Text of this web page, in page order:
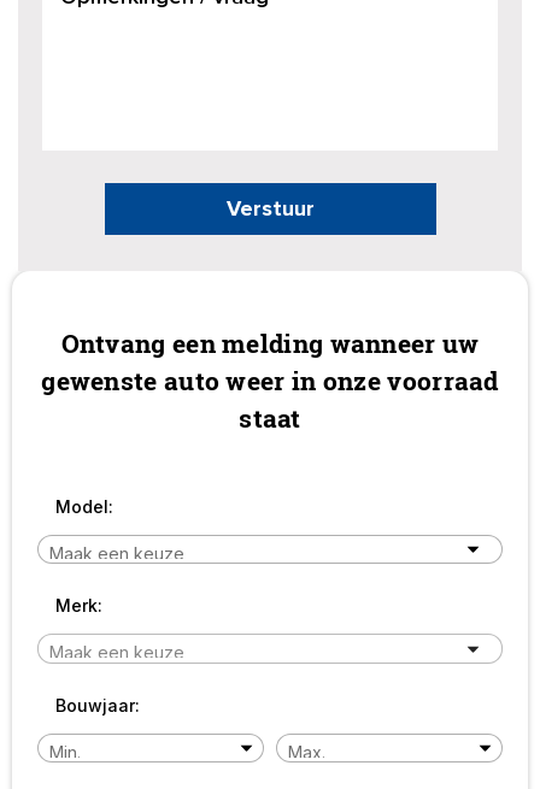
Verstuur
Ontvang een melding wanneer uw
gewenste auto weer in onze voorraad
staat
Model:
Merk:
Bouwjaar: